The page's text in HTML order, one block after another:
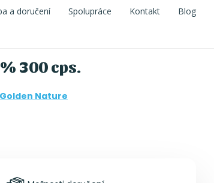
a doručení Spolupráce Kontakt Blog
300 cps.
Golden Nature